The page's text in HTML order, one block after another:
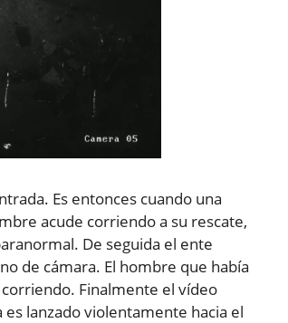
Es entonces cuando una
acude corriendo a su rescate,
De seguida el ente
de cámara. El hombre que había
Finalmente el vídeo
lanzado violentamente hacia el